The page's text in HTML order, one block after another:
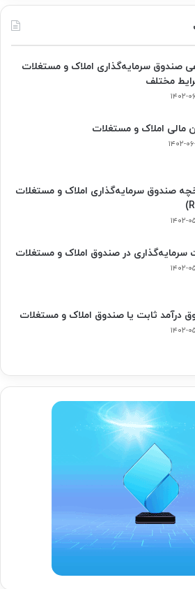
صندوق سرمایه‌گذاری املاک و مستغلات
مختلف
۰۶-۱۸
مالی املاک و مستغلات
۰۶-۰۴
صندوق سرمایه‌گذاری املاک و مستغلات
۰۵-۳۱
سرمایه‌گذاری در صندوق املاک و مستغلات
۰۵-۳۱
درآمد ثابت یا صندوق املاک و مستغلات
۰۵-۳۱